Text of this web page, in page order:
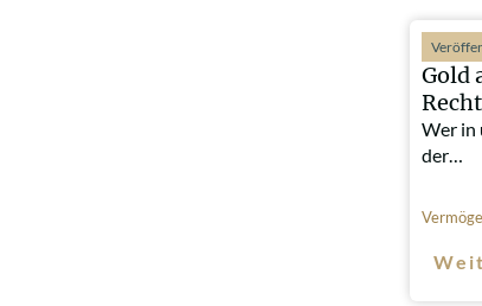
Gold
Wer in
der…